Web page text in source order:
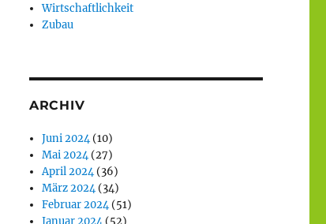
Wirtschaftlichkeit
Zubau
ARCHIV
Juni 2024(10)
Mai 2024(27)
April 2024(36)
März 2024(34)
Februar 2024(51)